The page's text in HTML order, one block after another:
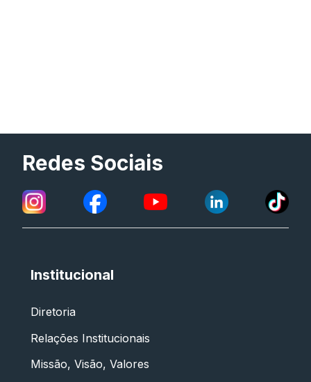
Redes Sociais
Institucional
Diretoria
Relações Institucionais
Missão, Visão, Valores